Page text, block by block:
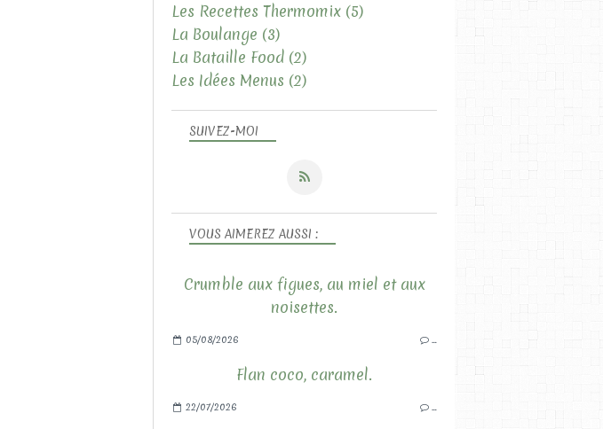
SUIVEZ-MOI
VOUS AIMEREZ AUSSI :
Crumble aux figues, au miel et aux
noisettes.
05/08/2026 …
Flan coco, caramel.
22/07/2026 …
Les Recettes Thermomix (5)
La Boulange (3)
La Bataille Food (2)
Les Idées Menus (2)